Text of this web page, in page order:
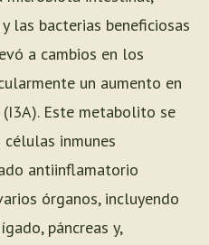
las bacterias beneficiosas
a cambios en los
un aumento en
Este metabolito se
inmunes
antiinflamatorio
órganos, incluyendo
páncreas y,